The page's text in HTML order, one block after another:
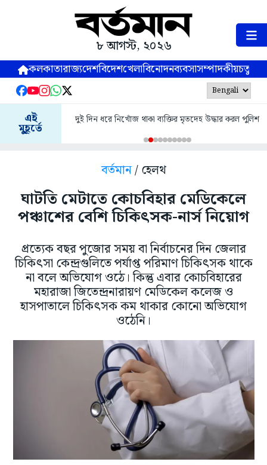
৮ আগস্ট, ২০২৬
কলকাতারাজ্যদেশবিদেশখেলাবিনোদনব্যবসাসম্পাদকীয়
এই
মুহূর্তে
দুই দিন ধরে নিখোঁজ থাকা ব্যক্তির মৃতদেহ উদ্ধার করল পুলিশ
বর্তমান/ হেলথ
ঘাটতি মেটাতে কোচবিহার মেডিকেলে
পঞ্চাশের বেশি চিকিৎসক-নার্স নিয়োগ
প্রত্যেক বছর পুজোর সময় বা নির্বাচনের দিন জেলার
চিকিৎসা কেন্দ্রগুলিতে পর্যাপ্ত পরিমাণ চিকিৎসক থাকে
না বলে অভিযোগ ওঠে। কিন্তু এবার কোচবিহারের
মহারাজা জিতেন্দ্রনারায়ণ মেডিকেল কলেজ ও
হাসপাতালে চিকিৎসক কম থাকার কোনো অভিযোগ
ওঠেনি।